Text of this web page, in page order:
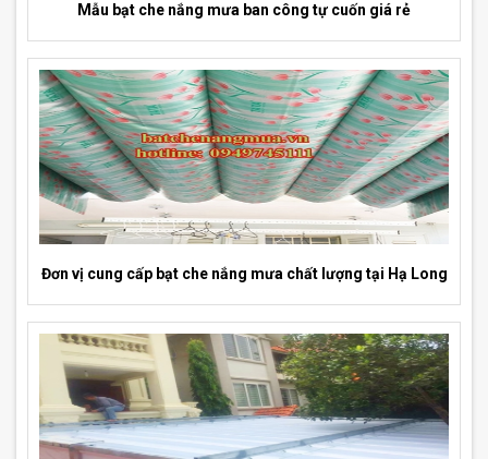
Mẫu bạt che nắng mưa ban công tự cuốn giá rẻ
Đơn vị cung cấp bạt che nắng mưa chất lượng tại Hạ Long